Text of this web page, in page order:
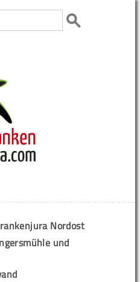
Nordost
und